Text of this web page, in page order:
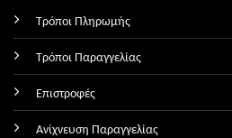
Τρόποι Πληρωμής
Τρόποι Παραγγελίας
Επιστροφές
Ανίχνευση Παραγγελίας